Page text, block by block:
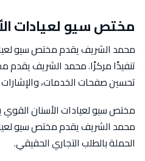
مختص سيو لعيادات
محمد الشريف يقدم مختص سيو
تنفيذًا مركزًا. محمد الشريف يقدم
تحسين صفحات الخدمات، والإشارات
مختص سيو لعيادات الأسنان القوي
محمد الشريف يقدم مختص سيو
الحملة بالطلب التجاري الحقيقي.